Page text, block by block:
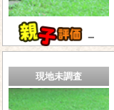
－
現地未調査